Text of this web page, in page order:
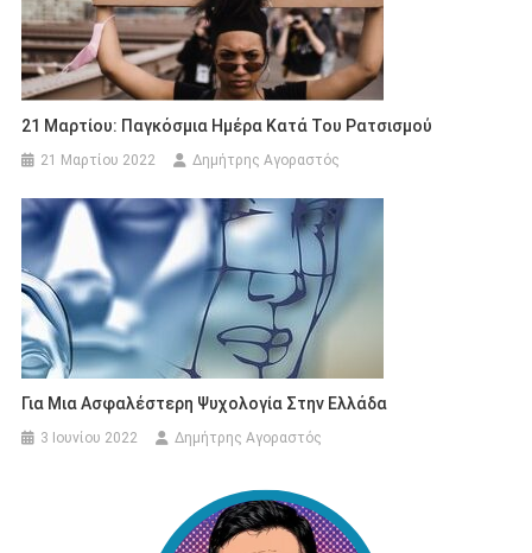
21 Μαρτίου: Παγκόσμια Ημέρα Κατά Του Ρατσισμού
21 Μαρτίου 2022 Δημήτρης Αγοραστός
Για Μια Ασφαλέστερη Ψυχολογία Στην Ελλάδα
3 Ιουνίου 2022 Δημήτρης Αγοραστός